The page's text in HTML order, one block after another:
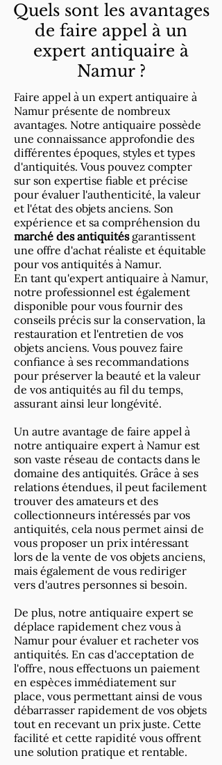
Quels sont les avantages
de faire appel à un
expert antiquaire à
Namur ?
Faire appel à un expert antiquaire à
Namur présente de nombreux
avantages. Notre antiquaire possède
une connaissance approfondie des
différentes époques, styles et types
d'antiquités. Vous pouvez compter
sur son expertise fiable et précise
pour évaluer l'authenticité, la valeur
et l'état des objets anciens. Son
expérience et sa compréhension du
marché des antiquitésgarantissent
une offre d'achat réaliste et équitable
pour vos antiquités à Namur.
En tant qu'expert antiquaire à Namur,
notre professionnel est également
disponible pour vous fournir des
conseils précis sur la conservation, la
restauration et l'entretien de vos
objets anciens. Vous pouvez faire
confiance à ses recommandations
pour préserver la beauté et la valeur
de vos antiquités au fil du temps,
assurant ainsi leur longévité.
Un autre avantage de faire appel à
notre antiquaire expert à Namur est
son vaste réseau de contacts dans le
domaine des antiquités. Grâce à ses
relations étendues, il peut facilement
trouver des amateurs et des
collectionneurs intéressés par vos
antiquités, cela nous permet ainsi de
vous proposer un prix intéressant
lors de la vente de vos objets anciens,
mais également de vous rediriger
vers d'autres personnes si besoin.
De plus, notre antiquaire expert se
déplace rapidement chez vous à
Namur pour évaluer et racheter vos
antiquités. En cas d'acceptation de
l'offre, nous effectuons un paiement
en espèces immédiatement sur
place, vous permettant ainsi de vous
débarrasser rapidement de vos objets
tout en recevant un prix juste. Cette
facilité et cette rapidité vous offrent
une solution pratique et rentable.